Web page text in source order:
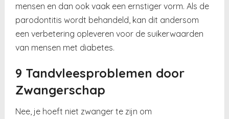
mensen en dan ook vaak een ernstiger vorm. Als de
parodontitis wordt behandeld, kan dit andersom
een verbetering opleveren voor de suikerwaarden
van mensen met diabetes.
9 Tandvleesproblemen door
Zwangerschap
Nee, je hoeft niet zwanger te zijn om